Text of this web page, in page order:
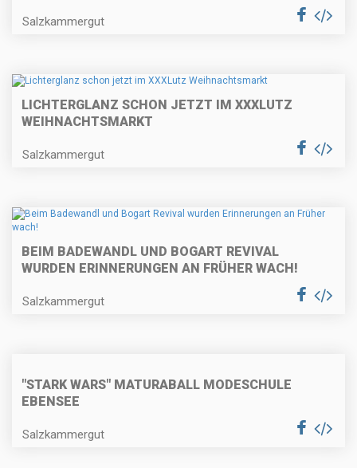
Salzkammergut
LICHTERGLANZ SCHON JETZT IM XXXLUTZ
WEIHNACHTSMARKT
Salzkammergut
BEIM BADEWANDL UND BOGART REVIVAL
WURDEN ERINNERUNGEN AN FRÜHER WACH!
Salzkammergut
"STARK WARS" MATURABALL MODESCHULE
EBENSEE
Salzkammergut